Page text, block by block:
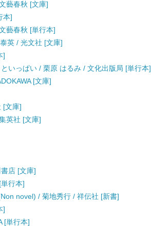
藝春秋 [文庫]
本]
藝春秋 [単行本]
英 / 光文社 [文庫]
]
いっぱい / 栗原 はるみ / 文化出版局 [単行本]
[文庫]
[文庫]
英社 [文庫]
店 [文庫]
行本]
novel) / 菊地秀行 / 祥伝社 [新書]
]
[単行本]